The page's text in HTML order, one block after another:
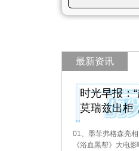
最新资讯
时光早报：
莫瑞兹出柜
亮相《浴血
场照
01、墨菲弗格森亮
《浴血黑帮》大电